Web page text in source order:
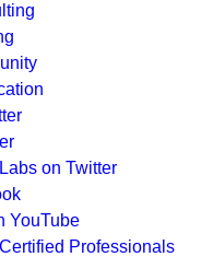
on Twitter
YouTube
Professionals